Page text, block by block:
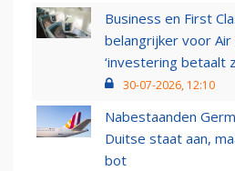
Business en First
belangrijker voor Air
‘investering betaalt
30-07-2026, 12:10
Nabestaanden
Duitse staat aan,
bot